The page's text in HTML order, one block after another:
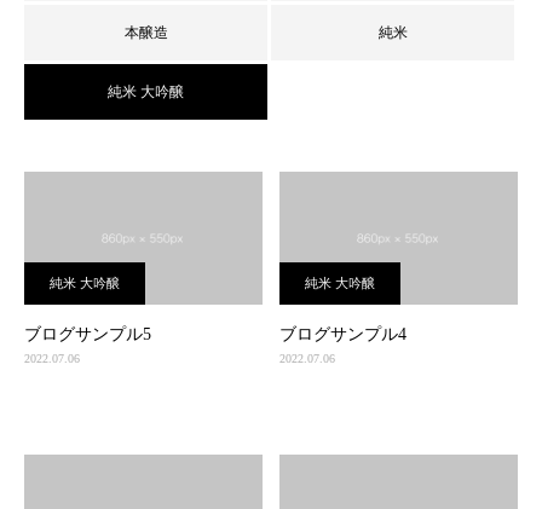
本醸造 純米
純米 大吟醸
純米 大吟醸
ブログサンプル5
2022.07.06
純米 大吟醸
ブログサンプル4
2022.07.06